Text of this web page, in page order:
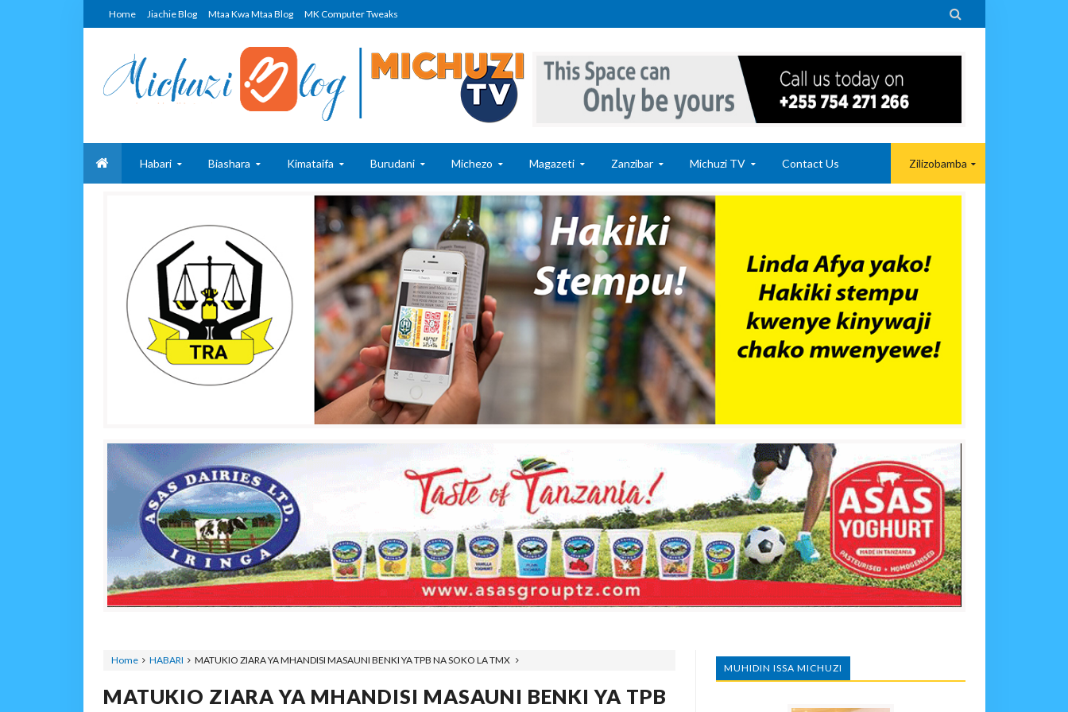
Home Jiachie Blog Mtaa Kwa Mtaa Blog MK Computer Tweaks 
Habari Biashara Kimataifa Burudani Michezo Magazeti Zanzibar Michuzi TV Contact Us Zilizobamba
Home HABARI MATUKIO ZIARA YA MHANDISI MASAUNI BENKI YA TPB NA SOKO LA TMX
MATUKIO ZIARA YA MHANDISI MASAUNI BENKI YA TPB
MUHIDIN ISSA MICHUZI